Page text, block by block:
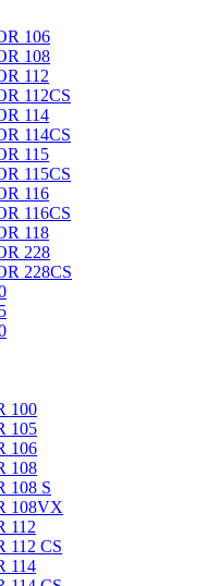
106
108
112
112CS
114
114CS
115
115CS
116
116CS
118
228
228CS
100
105
106
108
108 S
108VX
112
112 CS
114